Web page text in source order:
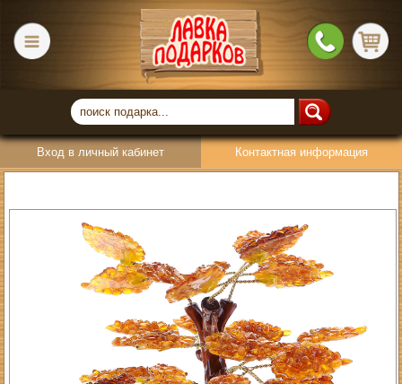
Вход в личный кабинет Контактная информация